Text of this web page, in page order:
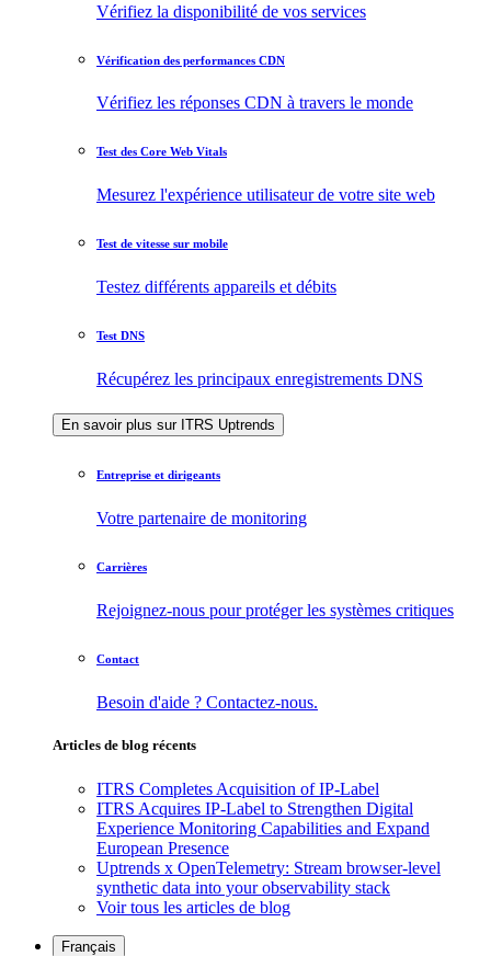
Vérifiez la disponibilité de vos services
Vérification des performances CDN
Vérifiez les réponses CDN à travers le monde
Test des Core Web Vitals
Mesurez l'expérience utilisateur de votre site web
Test de vitesse sur mobile
Testez différents appareils et débits
Test DNS
Récupérez les principaux enregistrements DNS
En savoir plus sur ITRS Uptrends
Entreprise et dirigeants
Votre partenaire de monitoring
Carrières
Rejoignez-nous pour protéger les systèmes critiques
Contact
Besoin d'aide ? Contactez-nous.
Articles de blog récents
ITRS Completes Acquisition of IP-Label
ITRS Acquires IP-Label to Strengthen Digital
Experience Monitoring Capabilities and Expand
European Presence
Uptrends x OpenTelemetry: Stream browser-level
synthetic data into your observability stack
Voir tous les articles de blog
Français